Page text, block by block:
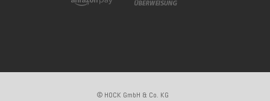
© HOCK GmbH & Co. KG